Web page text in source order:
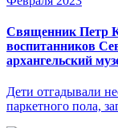
Священник Петр
воспитанников
архангельский
Дети отгадывали
паркетного пола,